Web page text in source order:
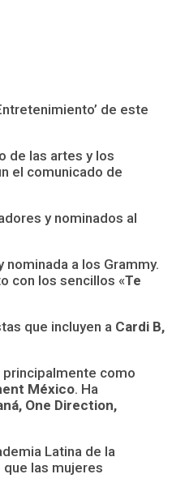
de este
de las artes y los
el comunicado de
y nominados al
a los Grammy.
con los sencillos «Te
que incluyen a Cardi B,
principalmente como
México. Ha
One Direction,
Latina de la
las mujeres